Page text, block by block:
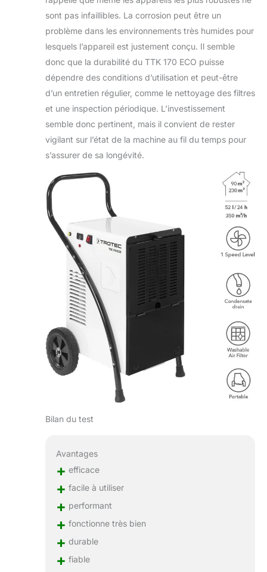
sont pas infaillibles. La corrosion peut être un
problème dans les environnements très humides pour
lesquels l’appareil est justement conçu. Il semble
donc que la durabilité du TTK 170 ECO puisse
dépendre des conditions d’utilisation et peut-être
d’un entretien régulier, comme le nettoyage des filtres
et une inspection périodique. L’investissement
semble donc pertinent, mais il convient de rester
vigilant sur l’état de la machine au fil du temps pour
s’assurer de sa longévité.
Bilan du test
Avantages
+ efficace
+ facile à utiliser
+ performant
+ fonctionne très bien
+ durable
+ fiable